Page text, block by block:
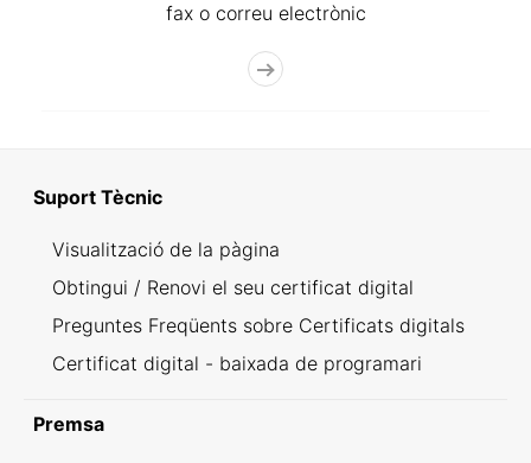
fax o correu electrònic
Suport Tècnic
Visualització de la pàgina
Obtingui / Renovi el seu certificat digital
Preguntes Freqüents sobre Certificats digitals
Certificat digital - baixada de programari
Premsa